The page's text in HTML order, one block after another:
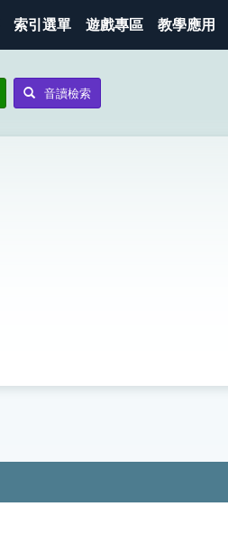
索引選單 遊戲專區 教學應用
音讀檢索